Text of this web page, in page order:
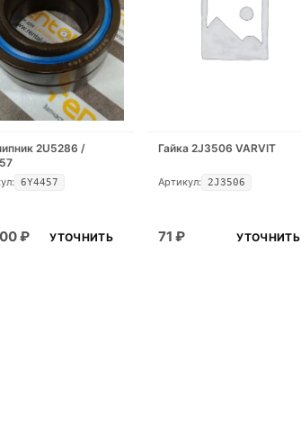
2U5286 /
6Y4457
₽ УТОЧНИТЬ
Гайка 2J3506 VARVIT
Артикул: 2J3506
71 ₽ УТОЧНИТЬ